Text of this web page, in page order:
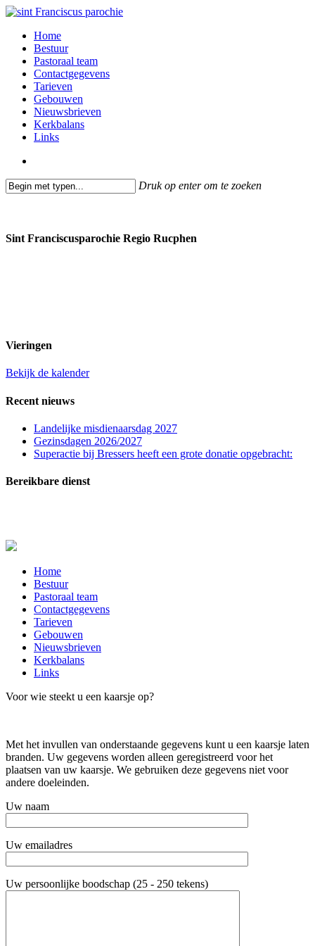
Skip
main
content
search
Menu
Home
Bestuur
Pastoraal team
Contactgegevens
Tarieven
Gebouwen
Nieuwsbrieven
Kerkbalans
Links
Druk op enter om te zoeken
Sint Franciscusparochie Regio Rucphen
Vieringen
Bekijk de kalender
Recent nieuws
Landelijke misdienaarsdag 2027
Gezinsdagen 2026/2027
Superactie bij Bressers heeft een grote donatie opgebracht:
Bereikbare dienst
Close
Menu
Home
Bestuur
Pastoraal team
Contactgegevens
Tarieven
Gebouwen
Nieuwsbrieven
Kerkbalans
Links
Voor wie steekt u een kaarsje op?
Met het invullen van onderstaande gegevens kunt u een kaarsje laten
branden. Uw gegevens worden alleen geregistreerd voor het
plaatsen van uw kaarsje. We gebruiken deze gegevens niet voor
andere doeleinden.
Uw naam
Uw emailadres
Uw persoonlijke boodschap (25 - 250 tekens)